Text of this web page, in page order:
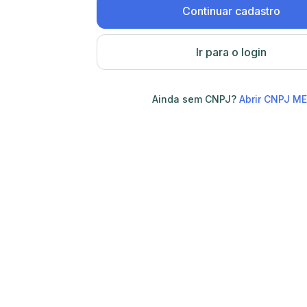
Continuar cadastro
Ir para o login
Ainda sem CNPJ? Abrir CNPJ